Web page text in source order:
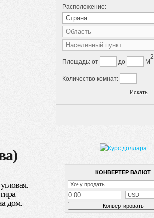
дом.
Расположение:
Площадь: от до M
2
Количество комнат:
КОНВЕРТЕР ВАЛЮТ